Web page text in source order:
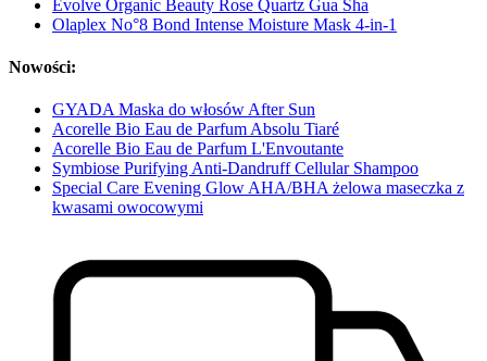
Evolve Organic Beauty Rose Quartz Gua Sha
Olaplex No°8 Bond Intense Moisture Mask 4-in-1
Nowości:
GYADA Maska do włosów After Sun
Acorelle Bio Eau de Parfum Absolu Tiaré
Acorelle Bio Eau de Parfum L'Envoutante
Symbiose Purifying Anti-Dandruff Cellular Shampoo
Special Care Evening Glow AHA/BHA żelowa maseczka z
kwasami owocowymi